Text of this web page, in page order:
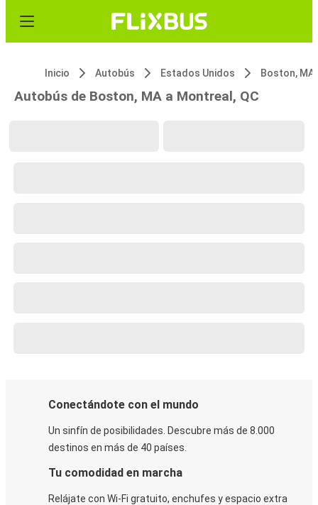
Inicio Autobús Estados Unidos Boston, MA
Autobús de Boston, MA a Montreal, QC
Conectándote con el mundo
Un sinfín de posibilidades. Descubre más de 8.000
destinos en más de 40 países.
Tu comodidad en marcha
Relájate con Wi-Fi gratuito, enchufes y espacio extra